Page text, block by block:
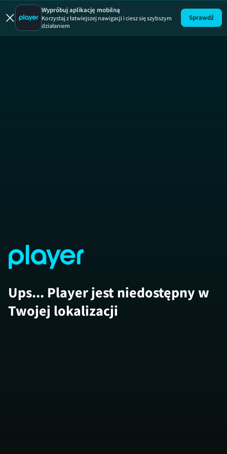
Wypróbuj aplikację mobilną
Korzystaj z łatwiejszej nawigacji i ciesz się szybszym
działaniem
Sprawdź
Ups... Player jest niedostępny w
Twojej lokalizacji